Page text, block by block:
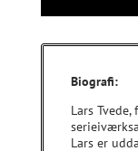
Biografi:
Lars
Lars er